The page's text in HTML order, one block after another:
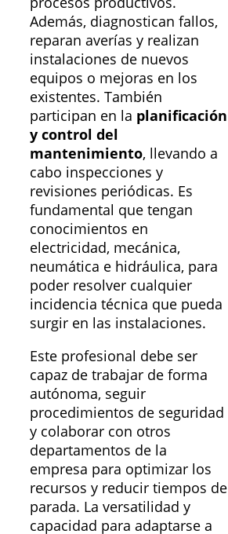
Además, diagnostican fallos,
reparan averías y realizan
instalaciones de nuevos
equipos o mejoras en los
existentes. También
participan en la planificación
y control del
mantenimiento, llevando a
cabo inspecciones y
revisiones periódicas. Es
fundamental que tengan
conocimientos en
electricidad, mecánica,
neumática e hidráulica, para
poder resolver cualquier
incidencia técnica que pueda
surgir en las instalaciones.
Este profesional debe ser
capaz de trabajar de forma
autónoma, seguir
procedimientos de seguridad
y colaborar con otros
departamentos de la
empresa para optimizar los
recursos y reducir tiempos de
parada. La versatilidad y
capacidad para adaptarse a